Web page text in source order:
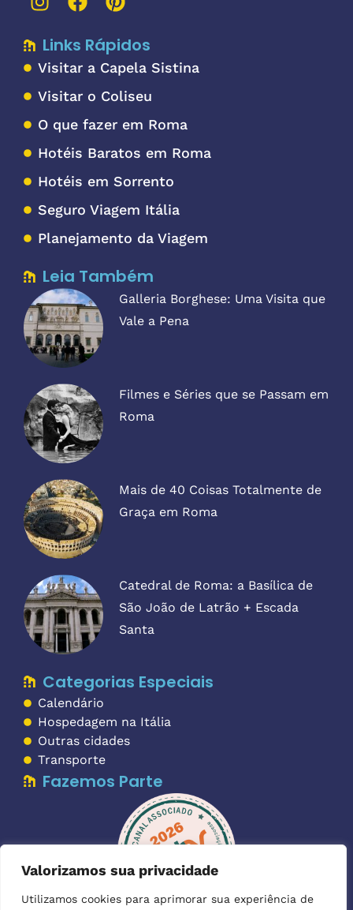
Valorizamos sua privacidade
Utilizamos cookies para aprimorar sua experiência de
Links Rápidos
Visitar a Capela Sistina
Visitar o Coliseu
O que fazer em Roma
Hotéis Baratos em Roma
Hotéis em Sorrento
Seguro Viagem Itália
Planejamento da Viagem
Leia Também
Galleria Borghese: Uma Visita que
Vale a Pena
Filmes e Séries que se Passam em
Roma
Mais de 40 Coisas Totalmente de
Graça em Roma
Catedral de Roma: a Basílica de
São João de Latrão + Escada
Santa
Categorias Especiais
Calendário
Hospedagem na Itália
Outras cidades
Transporte
Fazemos Parte